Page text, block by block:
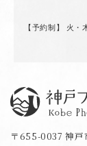
【予約制】
〒655-0037 神戸